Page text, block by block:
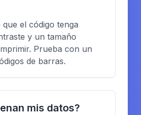
que el código tenga
y un tamaño
Prueba con un
de barras.
mis datos?